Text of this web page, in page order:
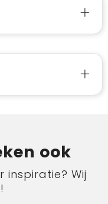
ook
inspiratie? Wij